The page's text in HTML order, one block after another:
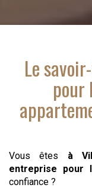
Le
pour
Vous êtes à
entreprise pour
confiance ?